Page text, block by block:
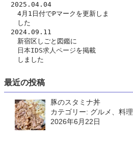
2025.04.04
4月1日付でPマークを更新しま
した
2024.09.11
新宿区しごと図鑑に
日本IDS求人ページを掲載
しました
最近の投稿
豚のスタミナ丼
カテゴリー: グルメ、料理
2026年6月22日